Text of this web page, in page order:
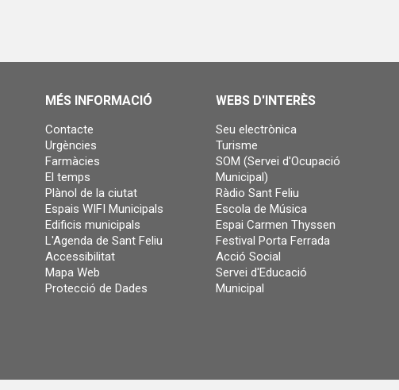
MÉS INFORMACIÓ
Contacte
Urgències
Farmàcies
El temps
Plànol de la ciutat
Espais WIFI Municipals
Edificis municipals
L'Agenda de Sant Feliu
Accessibilitat
Mapa Web
Protecció de Dades
WEBS D'INTERÈS
Seu electrònica
Turisme
SOM (Servei d'Ocupació
Municipal)
Ràdio Sant Feliu
Escola de Música
Espai Carmen Thyssen
Festival Porta Ferrada
Acció Social
Servei d'Educació
Municipal